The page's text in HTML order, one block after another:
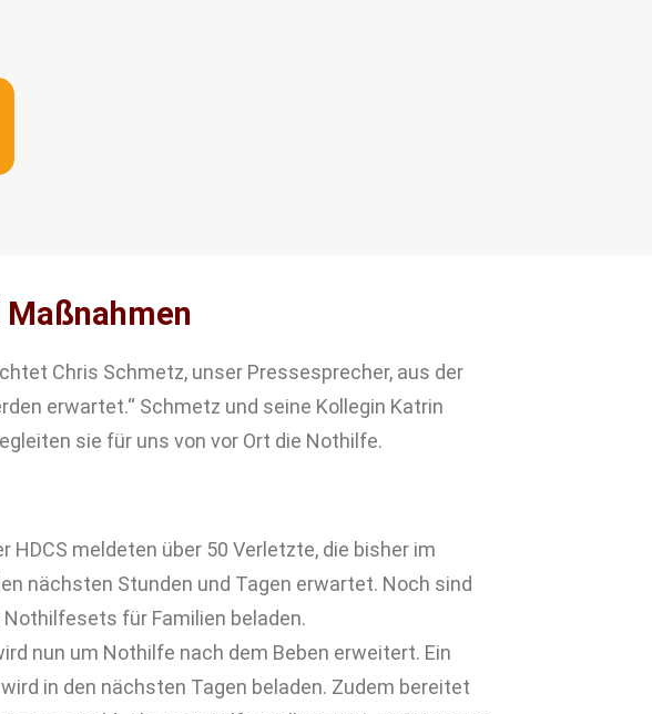
Chris Schmetz, unser Pressesprecher, aus der
erwartet.“ Schmetz und seine Kollegin Katrin
sie für uns von vor Ort die Nothilfe.
HDCS meldeten über 50 Verletzte, die bisher im
nächsten Stunden und Tagen erwartet. Noch sind
für Familien beladen.
nun um Nothilfe nach dem Beben erweitert. Ein
in den nächsten Tagen beladen. Zudem bereitet